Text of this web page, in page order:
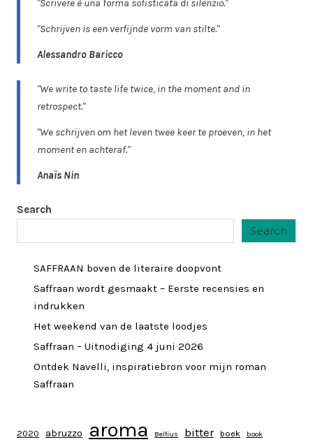
"Scrivere è una forma sofisticata di silenzio."
"Schrijven is een verfijnde vorm van stilte."
Alessandro Baricco
"We write to taste life twice, in the moment and in
retrospect."
"We schrijven om het leven twee keer te proeven, in het
moment en achteraf."
Anaïs Nin
Search
Search
SAFFRAAN boven de literaire doopvont
Saffraan wordt gesmaakt – Eerste recensies en
indrukken
Het weekend van de laatste loodjes
Saffraan – Uitnodiging 4 juni 2026
Ontdek Navelli, inspiratiebron voor mijn roman
Saffraan
2020 abruzzo aroma Belfius bitter boek book